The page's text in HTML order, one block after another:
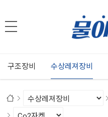
구조장비 수상레져장비